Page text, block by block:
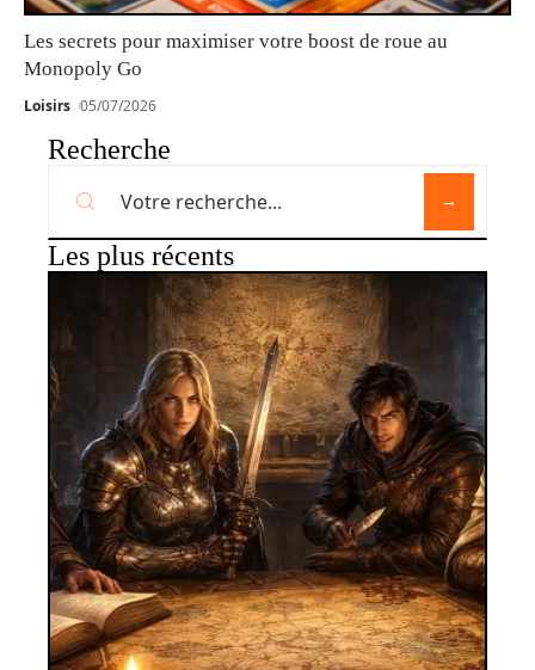
Les secrets pour maximiser votre boost de roue au
Monopoly Go
Loisirs 05/07/2026
Recherche
Les plus récents